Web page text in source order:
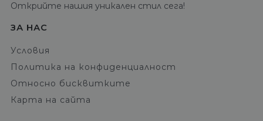
Открийте нашия уникален стил сега!
ЗА НАС
Условия
Политика на конфиденциалност
Относно бисквитките
Карта на сайта